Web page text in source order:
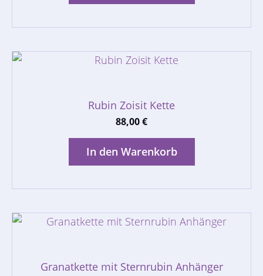
Rubin Zoisit Kette
88,00€
In den Warenkorb
Granatkette mit Sternrubin Anhänger